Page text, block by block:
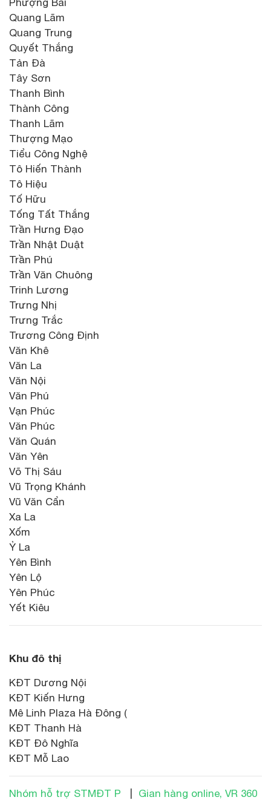
Quang Lãm
Quang Trung
Quyết Thắng
Tản Đà
Tây Sơn
Thanh Bình
Thành Công
Thanh Lãm
Thượng Mạo
Tiểu Công Nghệ
Tô Hiến Thành
Tô Hiệu
Tố Hữu
Tống Tất Thắng
Trần Hưng Đạo
Trần Nhật Duật
Trần Phú
Trần Văn Chuông
Trinh Lương
Trưng Nhị
Trưng Trắc
Trương Công Định
Văn Khê
Văn La
Văn Nội
Văn Phú
Vạn Phúc
Văn Phúc
Văn Quán
Văn Yên
Võ Thị Sáu
Vũ Trọng Khánh
Vũ Văn Cẩn
Xa La
Xốm
Ỷ La
Yên Bình
Yên Lộ
Yên Phúc
Yết Kiêu
Khu đô thị
KĐT Dương Nội
KĐT Kiến Hưng
Mê Linh Plaza Hà Đông (
KĐT Thanh Hà
KĐT Đô Nghĩa
KĐT Mỗ Lao
Nhóm hỗ trợ STMĐT P
Gian hàng online, VR 360